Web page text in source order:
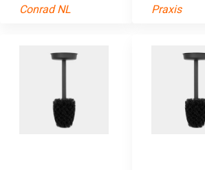
Conrad NL Praxis